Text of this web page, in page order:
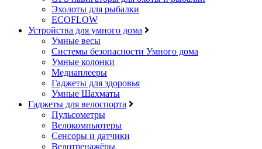
Эхолоты для рыбалки
ECOFLOW
Устройства для умного дома
Умные весы
Системы безопасности Умного дома
Умные колонки
Медиаплееры
Гаджеты для здоровья
Умные Шахматы
Гаджеты для велоспорта
Пульсометры
Велокомпьютеры
Сенсоры и датчики
Велотренажёры